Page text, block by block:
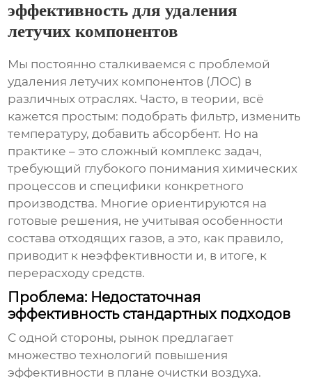
эффективность для удаления
летучих компонентов
Мы постоянно сталкиваемся с проблемой
удаления летучих компонентов (ЛОС) в
различных отраслях. Часто, в теории, всё
кажется простым: подобрать фильтр, изменить
температуру, добавить абсорбент. Но на
практике – это сложный комплекс задач,
требующий глубокого понимания химических
процессов и специфики конкретного
производства. Многие ориентируются на
готовые решения, не учитывая особенности
состава отходящих газов, а это, как правило,
приводит к неэффективности и, в итоге, к
перерасходу средств.
Проблема: Недостаточная
эффективность стандартных подходов
С одной стороны, рынок предлагает
множество технологий повышения
эффективности в плане очистки воздуха.